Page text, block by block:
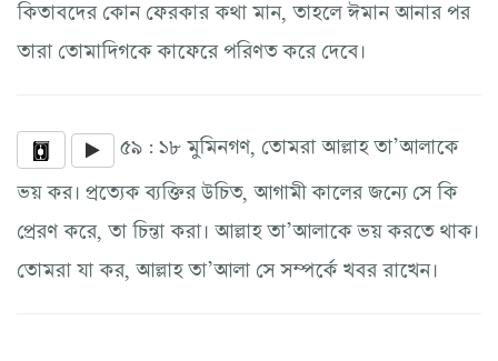
কিতাবদের কোন ফেরকার কথা মান, তাহলে ঈমান আনার পর
তারা তোমাদিগকে কাফেরে পরিণত করে দেবে।
৫৯ : ১৮ মুমিনগণ, তোমরা আল্লাহ তা’আলাকে
ভয় কর। প্রত্যেক ব্যক্তির উচিত, আগামী কালের জন্যে সে কি
প্রেরণ করে, তা চিন্তা করা। আল্লাহ তা’আলাকে ভয় করতে থাক।
তোমরা যা কর, আল্লাহ তা’আলা সে সম্পর্কে খবর রাখেন।